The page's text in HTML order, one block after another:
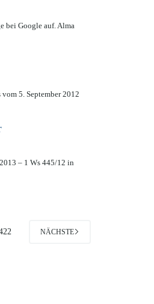
bei Google auf. Alma
5. September 2012
– 1 Ws 445/12 in
NÄCHSTE